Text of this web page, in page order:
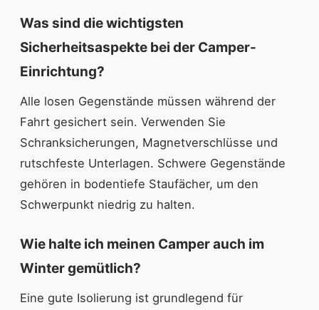
Was sind die wichtigsten
Sicherheitsaspekte bei der Camper-
Einrichtung?
Alle losen Gegenstände müssen während der
Fahrt gesichert sein. Verwenden Sie
Schranksicherungen, Magnetverschlüsse und
rutschfeste Unterlagen. Schwere Gegenstände
gehören in bodentiefe Staufächer, um den
Schwerpunkt niedrig zu halten.
Wie halte ich meinen Camper auch im
Winter gemütlich?
Eine gute Isolierung ist grundlegend für